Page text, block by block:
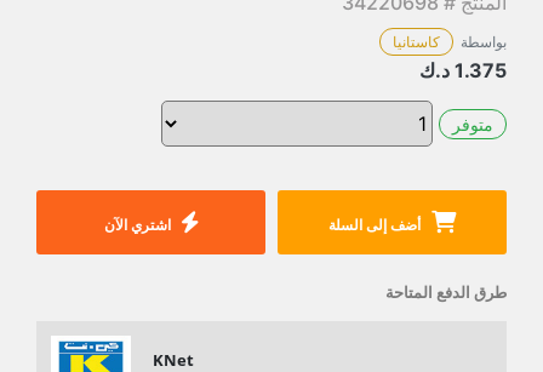
بواسطة كاستانيا
1.375 د.ك
متوفر
أضف إلى السلة اشتري الآن
طرق الدفع المتاحة
KNet